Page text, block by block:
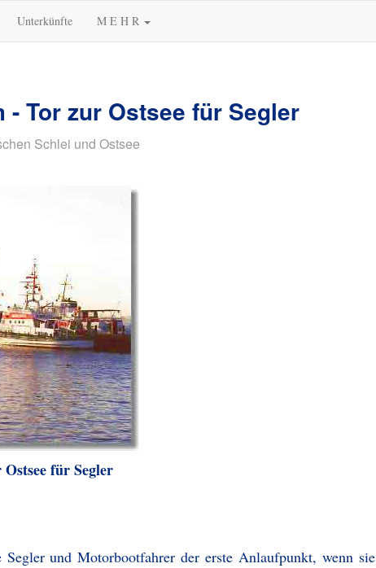
Unterkünfte M E H R
- Tor zur Ostsee für Segler
Schlei und Ostsee
für Segler
und Motorbootfahrer der erste Anlaufpunkt, wenn sie